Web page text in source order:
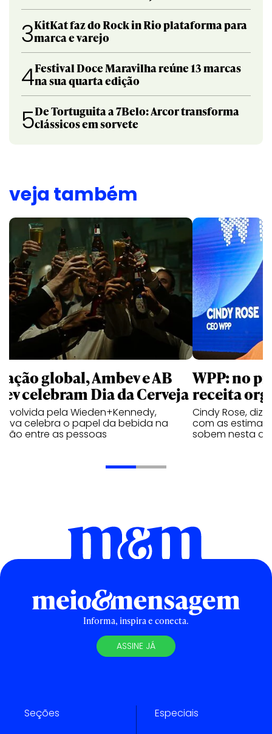
3KitKat faz do Rock in Rio plataforma para
marca e varejo
4Festival Doce Maravilha reúne 13 marcas
na sua quarta edição
5De Tortuguita a 7Belo: Arcor transforma
clássicos em sorvete
veja também
ação global, Ambev e AB
celebram Dia da Cerveja
pela Wieden+Kennedy,
celebra o papel da bebida na
entre as pessoas
WPP: no
receita
Cindy Rose, diz
com as
sobem nesta
Informa, inspira e conecta.
ASSINE JÁ
Seções Especiais